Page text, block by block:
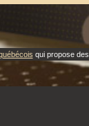
qui propose des